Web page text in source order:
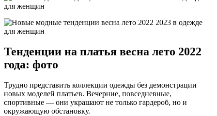
Тенденции на платья весна лето 2022
года: фото
Трудно представить коллекции одежды без демонстрации
новых моделей платьев. Вечерние, повседневные,
спортивные — они украшают не только гардероб, но и
окружающую обстановку.